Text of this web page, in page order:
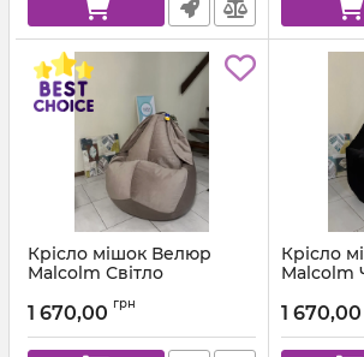
Крісло мішок Велюр
Malcolm Світло
Артикул: km-malcolm-22-l
1 670,00 грн
Крісло
Malcolm
1 670,00